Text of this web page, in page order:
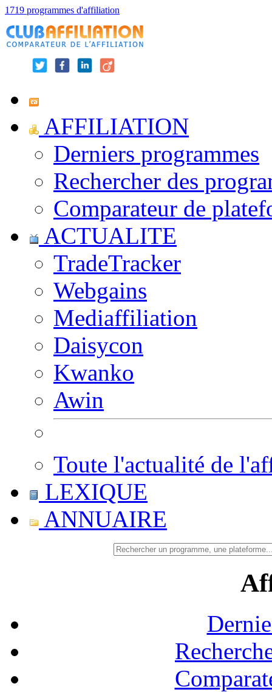
1719 programmes d'affiliation
AFFILIATION
Derniers programmes
Rechercher des
Comparateur de
ACTUALITE
TradeTracker
Webgains
Mediaffiliation
Daisycon
Kwanko
Awin
Toute l'actualité de
LEXIQUE
ANNUAIRE